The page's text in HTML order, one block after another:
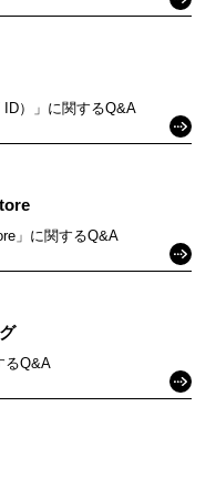
ID）」に関するQ&A
」に関するQ&A
るQ&A